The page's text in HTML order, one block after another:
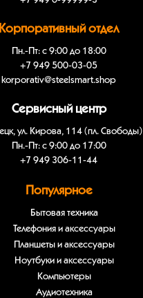
Корпоративный отдел
Пн.-Пт: с 9:00 до 18:00
+7 949 500-03-05
korporativ@steelsmart.shop
Сервисный центр
ул. Кирова, 114 (пл. Свободы)
Пн.-Пт: с 9:00 до 17:00
+7 949 306-11-44
Популярное
Бытовая техника
Телефония и аксессуары
Планшеты и аксессуары
Ноутбуки и аксессуары
Компьютеры
Аудиотехника